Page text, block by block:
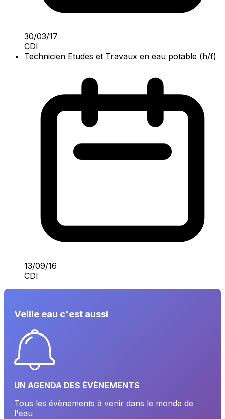
30/03/17
CDI
Technicien Etudes et Travaux en eau potable (h/f)
13/09/16
CDI
Veille eau c'est aussi
UN AGENDA DES ÉVÈNEMENTS
Tous les évènements à venir dans le monde de
l'eau